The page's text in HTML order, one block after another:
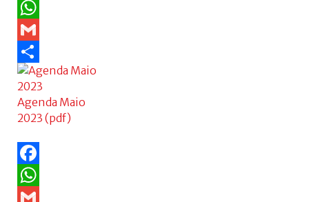
Facebook
WhatsApp
Gmail
Share
Agenda Maio
2023 (pdf)
Facebook
WhatsApp